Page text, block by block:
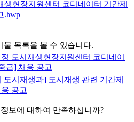
생현장지원센터 코디네이터 기간제
.hwp
물 목록을 볼 수 있습니다.
도시재생현장지원센터 코디네이
급] 채용 공고
도시재생과] 도시재생 관련 기간제
공고
보에 대하여 만족하십니까?